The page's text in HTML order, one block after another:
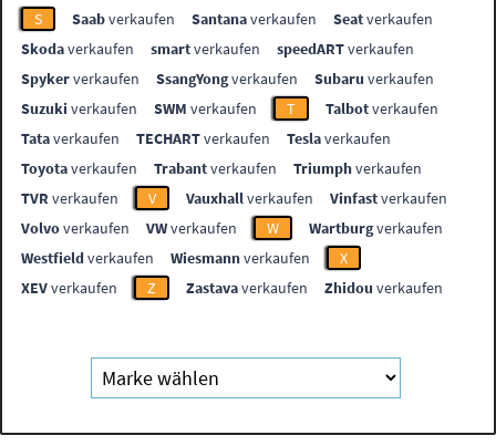
S
Saabverkaufen Santanaverkaufen Seatverkaufen
Skodaverkaufen smartverkaufen speedARTverkaufen
Spykerverkaufen SsangYongverkaufen Subaru verkaufen
Suzuki verkaufen SWM verkaufen T Talbotverkaufen
Tataverkaufen TECHARTverkaufen Teslaverkaufen
Toyotaverkaufen Trabantverkaufen Triumphverkaufen
TVR verkaufen V Vauxhallverkaufen Vinfastverkaufen
Volvoverkaufen VWverkaufen W Wartburgverkaufen
Westfieldverkaufen Wiesmannverkaufen
X
XEVverkaufen Z Zastavaverkaufen Zhidou verkaufen